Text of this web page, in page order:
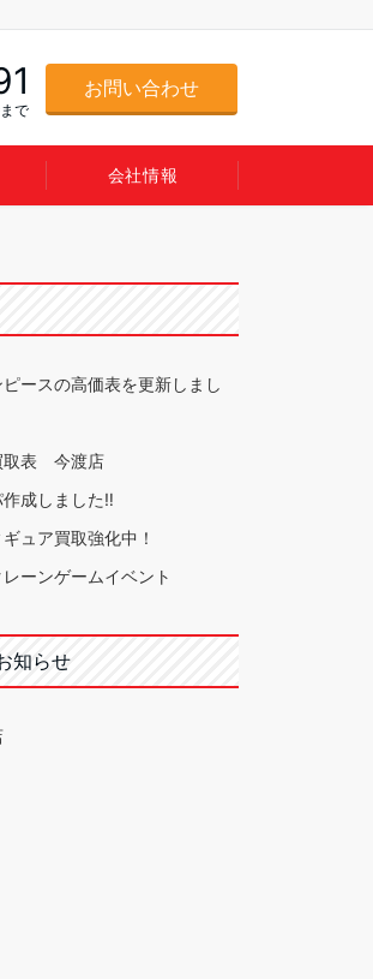
で
お問い合わせ
会社情報
ースの高価表を更新しまし
表 今渡店
成しました‼️
ュア買取強化中！
ーンゲームイベント
知らせ